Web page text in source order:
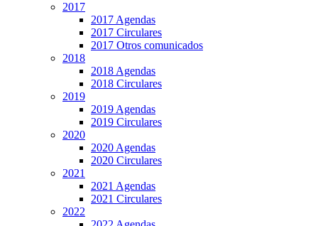
2017
2017 Agendas
2017 Circulares
2017 Otros comunicados
2018
2018 Agendas
2018 Circulares
2019
2019 Agendas
2019 Circulares
2020
2020 Agendas
2020 Circulares
2021
2021 Agendas
2021 Circulares
2022